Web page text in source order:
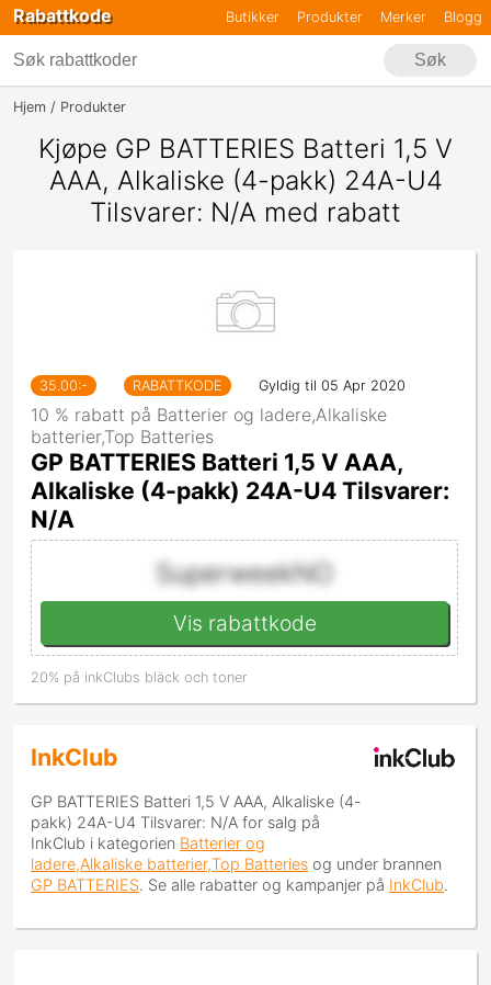
Rabattkode Butikker Produkter Merker Blogg
Søk
Hjem Produkter
Kjøpe GP BATTERIES Batteri 1,5 V
AAA, Alkaliske (4-pakk) 24A-U4
Tilsvarer: N/A med rabatt
35.00:- RABATTKODE Gyldig til 05 Apr 2020
10 % rabatt på Batterier og ladere,Alkaliske
batterier,Top Batteries
GP BATTERIES Batteri 1,5 V AAA,
Alkaliske (4-pakk) 24A-U4 Tilsvarer:
N/A
SuperweekNO
Vis rabattkode
20% på inkClubs bläck och toner
InkClub
GP BATTERIES Batteri 1,5 V AAA, Alkaliske (4-
pakk) 24A-U4 Tilsvarer: N/A for salg på
InkClub i kategorien Batterier og
ladere,Alkaliske batterier,Top Batteries og under brannen
GP BATTERIES. Se alle rabatter og kampanjer på InkClub.